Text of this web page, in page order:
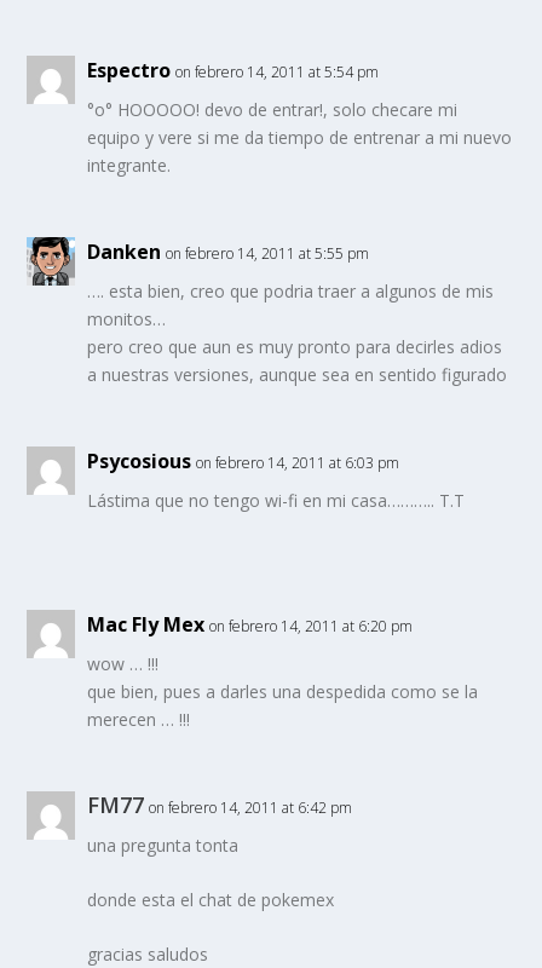
Espectro on febrero 14, 2011 at 5:54 pm
°o° HOOOOO! devo de entrar!, solo checare mi
equipo y vere si me da tiempo de entrenar a mi nuevo
integrante.
Danken on febrero 14, 2011 at 5:55 pm
…. esta bien, creo que podria traer a algunos de mis
monitos…
pero creo que aun es muy pronto para decirles adios
a nuestras versiones, aunque sea en sentido figurado
Psycosious on febrero 14, 2011 at 6:03 pm
Lástima que no tengo wi-fi en mi casa……….. T.T
Mac Fly Mex on febrero 14, 2011 at 6:20 pm
wow … !!!
que bien, pues a darles una despedida como se la
merecen … !!!
FM77 on febrero 14, 2011 at 6:42 pm
una pregunta tonta
donde esta el chat de pokemex
gracias saludos